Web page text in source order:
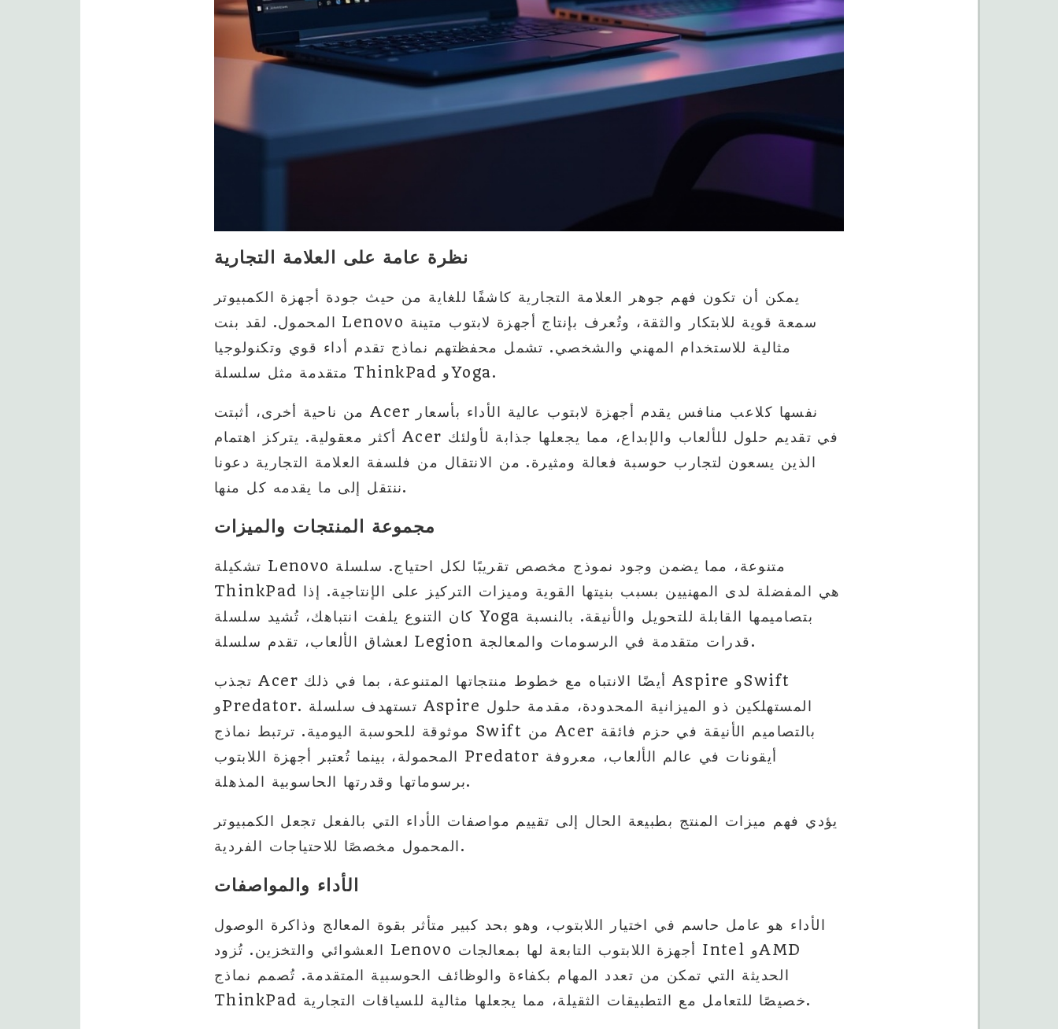
نظرة عامة على العلامة التجارية
يمكن أن تكون فهم جوهر العلامة التجارية كاشفًا للغاية من حيث جودة أجهزة الكمبيوتر
المحمول. لقد بنت Lenovo سمعة قوية للابتكار والثقة، وتُعرف بإنتاج أجهزة لابتوب متينة
مثالية للاستخدام المهني والشخصي. تشمل محفظتهم نماذج تقدم أداء قوي وتكنولوجيا
متقدمة مثل سلسلة ThinkPad وYoga.
من ناحية أخرى، أثبتت Acer نفسها كلاعب منافس يقدم أجهزة لابتوب عالية الأداء بأسعار
أكثر معقولية. يتركز اهتمام Acer في تقديم حلول للألعاب والإبداع، مما يجعلها جذابة لأولئك
الذين يسعون لتجارب حوسبة فعالة ومثيرة. من الانتقال من فلسفة العلامة التجارية دعونا
ننتقل إلى ما يقدمه كل منها.
مجموعة المنتجات والميزات
تشكيلة Lenovo متنوعة، مما يضمن وجود نموذج مخصص تقريبًا لكل احتياج. سلسلة
ThinkPad هي المفضلة لدى المهنيين بسبب بنيتها القوية وميزات التركيز على الإنتاجية. إذا
كان التنوع يلفت انتباهك، تُشيد سلسلة Yoga بتصاميمها القابلة للتحويل والأنيقة. بالنسبة
لعشاق الألعاب، تقدم سلسلة Legion قدرات متقدمة في الرسومات والمعالجة.
تجذب Acer أيضًا الانتباه مع خطوط منتجاتها المتنوعة، بما في ذلك Aspire وSwift
وPredator. تستهدف سلسلة Aspire المستهلكين ذو الميزانية المحدودة، مقدمة حلول
موثوقة للحوسبة اليومية. ترتبط نماذج Swift من Acer بالتصاميم الأنيقة في حزم فائقة
المحمولة، بينما تُعتبر أجهزة اللابتوب Predator أيقونات في عالم الألعاب، معروفة
برسوماتها وقدرتها الحاسوبية المذهلة.
يؤدي فهم ميزات المنتج بطبيعة الحال إلى تقييم مواصفات الأداء التي بالفعل تجعل الكمبيوتر
المحمول مخصصًا للاحتياجات الفردية.
الأداء والمواصفات
الأداء هو عامل حاسم في اختيار اللابتوب، وهو بحد كبير متأثر بقوة المعالج وذاكرة الوصول
العشوائي والتخزين. تُزود Lenovo أجهزة اللابتوب التابعة لها بمعالجات Intel وAMD
الحديثة التي تمكن من تعدد المهام بكفاءة والوظائف الحوسبية المتقدمة. تُصمم نماذج
ThinkPad خصيصًا للتعامل مع التطبيقات الثقيلة، مما يجعلها مثالية للسياقات التجارية.